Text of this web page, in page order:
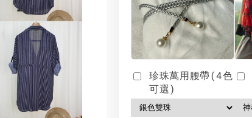
珍珠萬用腰帶(4色
可選)